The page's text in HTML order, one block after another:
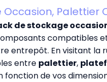
Occasion, Palettier
de stockage
compatibles
entrepôt. En visitant la
entre palettier,
fonction de vos